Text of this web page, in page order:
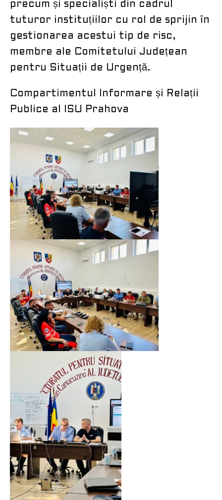
precum și specialiști din cadrul
tuturor instituțiilor cu rol de sprijin în
gestionarea acestui tip de risc,
membre ale Comitetului Județean
pentru Situații de Urgență.
Compartimentul Informare și Relații
Publice al ISU Prahova